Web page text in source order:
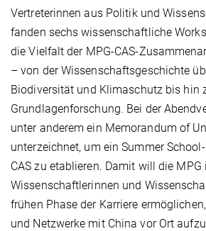
Vertreterinnen aus Politik und
fanden sechs wissenschaftliche
die Vielfalt der MPG-CAS-
– von der Wissenschaftsgeschichte
Biodiversität und Klimaschutz bis hin
Grundlagenforschung. Bei der
unter anderem ein Memorandum of
unterzeichnet, um ein Summer
CAS zu etablieren. Damit will die MPG
Wissenschaftlerinnen und
frühen Phase der Karriere
und Netzwerke mit China vor Ort